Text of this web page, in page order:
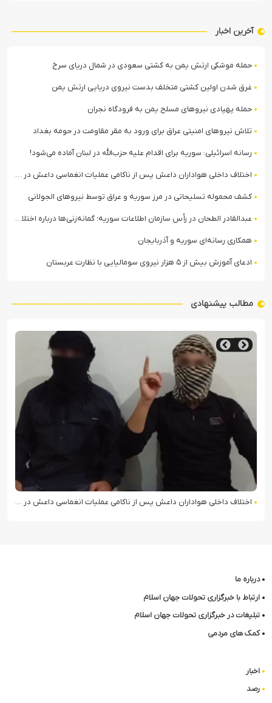
آخرین اخبار
حمله موشکی ارتش یمن به کشتی سعودی در شمال دریای سرخ
غرق شدن اولین کشتی متخلف بدست نیروی دریایی ارتش یمن
حمله پهپادی نیروهای مسلح یمن به فرودگاه نجران
تلاش نیروهای امنیتی عراق برای ورود به مقر مقاومت در حومه بغداد
رسانه اسرائیلی: سوریه برای اقدام علیه حزب‌الله در لبنان آماده می‌شود!
اختلاف داخلی هواداران داعش پس از ناکامی عملیات انغماسی داعش در رقه
کشف محموله تسلیحاتی در مرز سوریه و عراق توسط نیروهای الجولانی
عبدالقادر الطحان در رأس سازمان اطلاعات سوریه؛ گمانه‌زنی‌ها درباره اختلافات در ساختار امنیتی
همکاری رسانه‌ای سوریه و آذربایجان
ادعای آموزش بیش از ۵ هزار نیروی سومالیایی با نظارت عربستان
مطالب پیشنهادی
اختلاف داخلی هواداران داعش پس از ناکامی عملیات انغماسی داعش در رقه
درباره ما
ارتباط با خبرگزاری تحولات جهان اسلام
تبلیغات در خبرگزاری تحولات جهان اسلام
کمک های مردمی
اخبار
رصد